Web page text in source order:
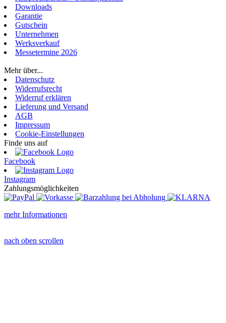
Downloads
Garantie
Gutschein
Unternehmen
Werksverkauf
Messetermine 2026
Mehr über...
Datenschutz
Widerrufsrecht
Widerruf erklären
Lieferung und Versand
AGB
Impressum
Cookie-Einstellungen
Finde uns auf
Facebook
Instagram
Zahlungsmöglichkeiten
mehr Informationen
nach oben scrollen